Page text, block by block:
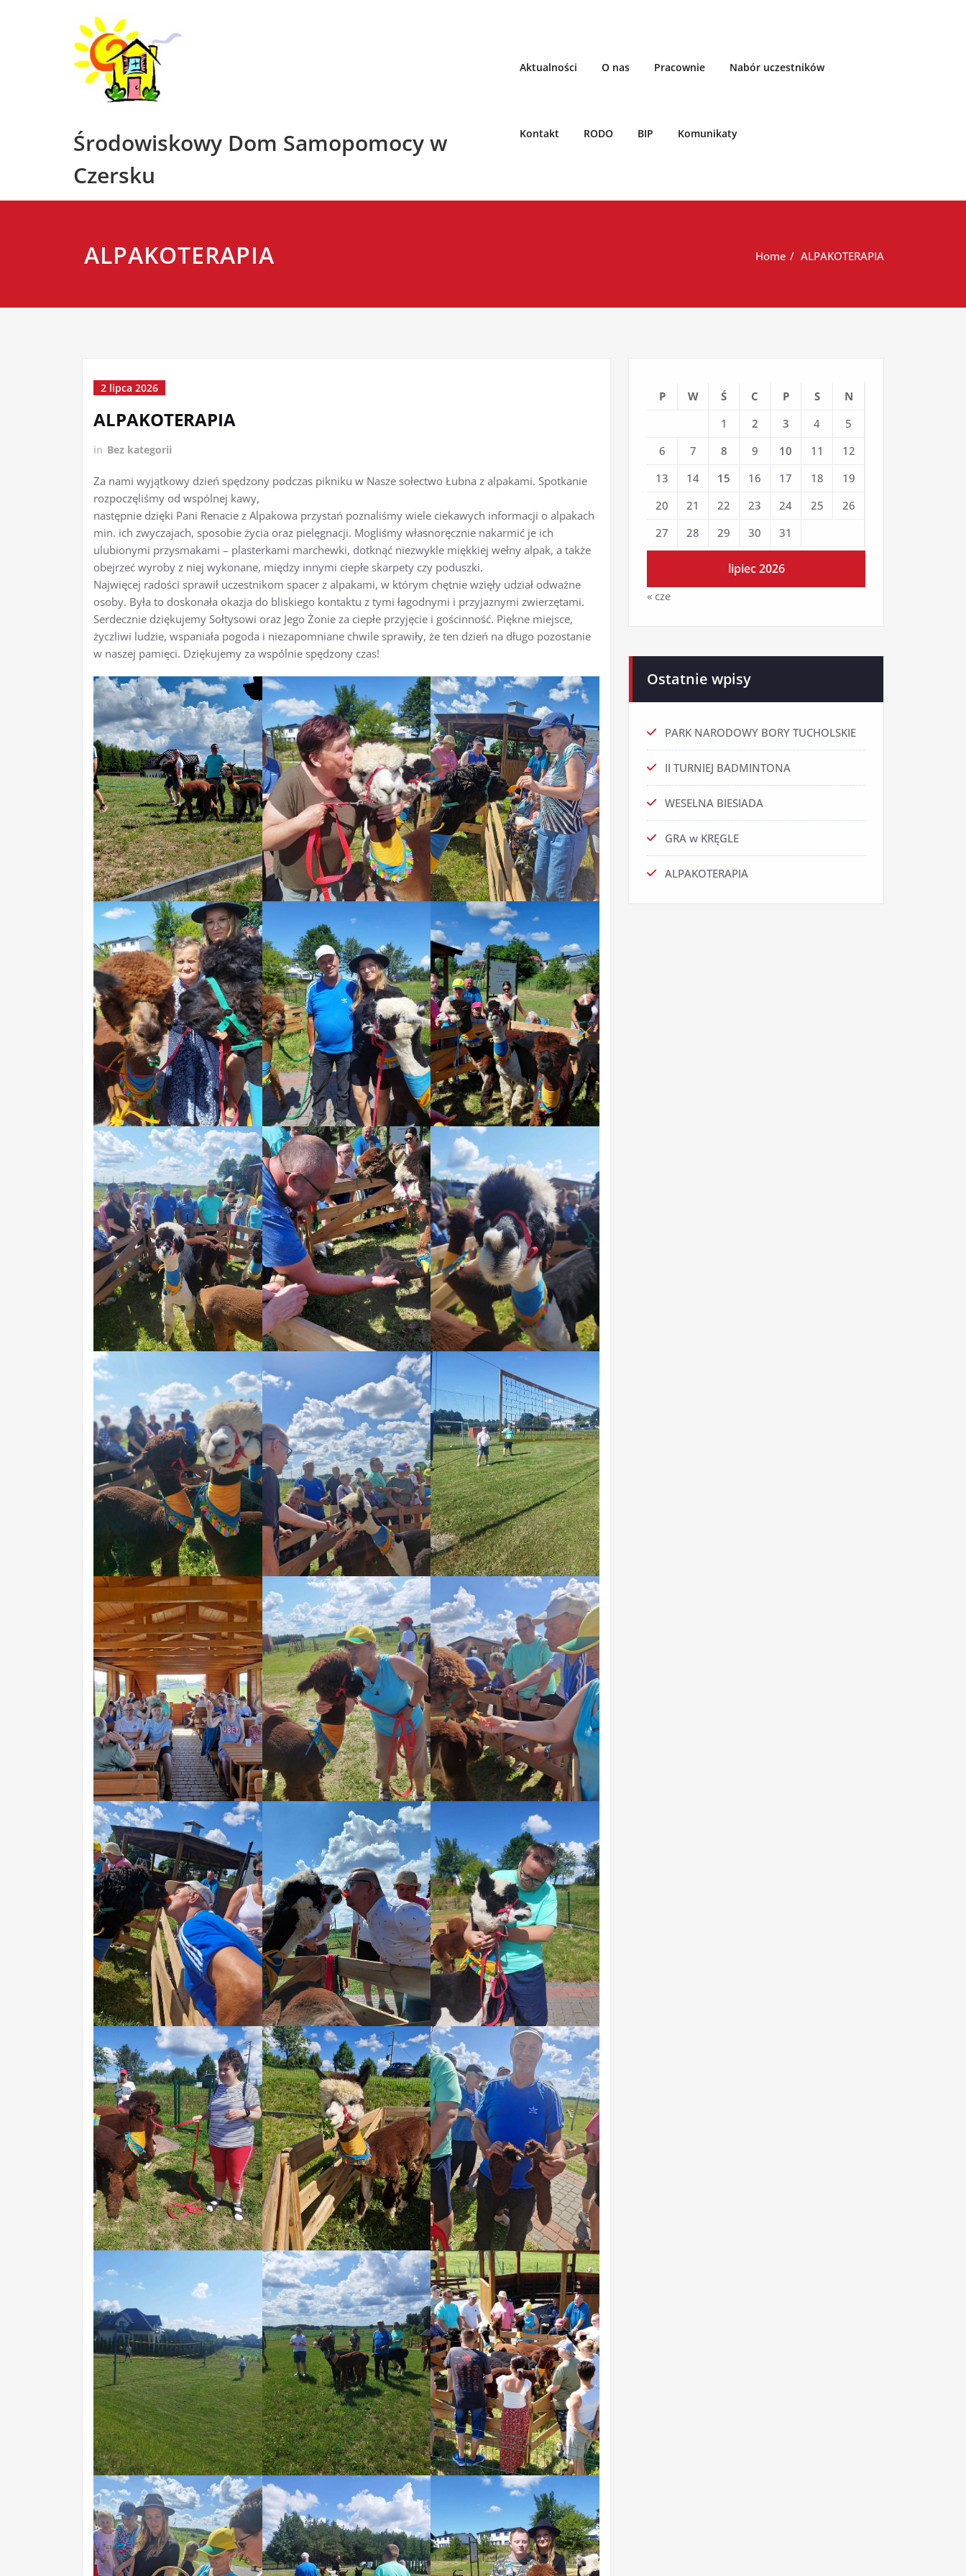
Środowiskowy Dom Samopomocy w
Czersku
Aktualności O nas Pracownie Nabór uczestników
Kontakt RODO BIP Komunikaty
ALPAKOTERAPIA Home ALPAKOTERAPIA
2 lipca 2026
ALPAKOTERAPIA
in Bez kategorii
Za nami wyjątkowy dzień spędzony podczas pikniku w Nasze sołectwo Łubna z alpakami. Spotkanie
rozpoczęliśmy od wspólnej kawy,
następnie dzięki Pani Renacie z Alpakowa przystań poznaliśmy wiele ciekawych informacji o alpakach
min. ich zwyczajach, sposobie życia oraz pielęgnacji. Mogliśmy własnoręcznie nakarmić je ich
ulubionymi przysmakami – plasterkami marchewki, dotknąć niezwykle miękkiej wełny alpak, a także
obejrzeć wyroby z niej wykonane, między innymi ciepłe skarpety czy poduszki.
Najwięcej radości sprawił uczestnikom spacer z alpakami, w którym chętnie wzięły udział odważne
osoby. Była to doskonała okazja do bliskiego kontaktu z tymi łagodnymi i przyjaznymi zwierzętami.
Serdecznie dziękujemy Sołtysowi oraz Jego Żonie za ciepłe przyjęcie i gościnność. Piękne miejsce,
życzliwi ludzie, wspaniała pogoda i niezapomniane chwile sprawiły, że ten dzień na długo pozostanie
w naszej pamięci. Dziękujemy za wspólnie spędzony czas!
lipiec 2026
P W Ś C P S
N
1
2 3 4
5
6
7 8 9 10 11
12
13
14 15 16 17 18
19
20
21 22 23 24 25
26
27
28 29 30 31
« cze
Ostatnie wpisy
PARK NARODOWY BORY TUCHOLSKIE
II TURNIEJ BADMINTONA
WESELNA BIESIADA
GRA w KRĘGLE
ALPAKOTERAPIA